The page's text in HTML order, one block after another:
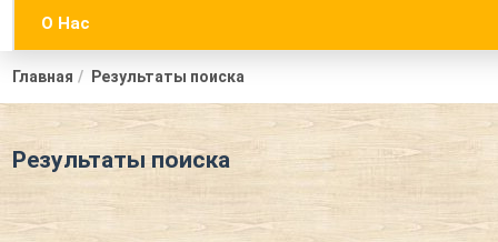
О Нас
Главная Результаты поиска
Результаты поиска